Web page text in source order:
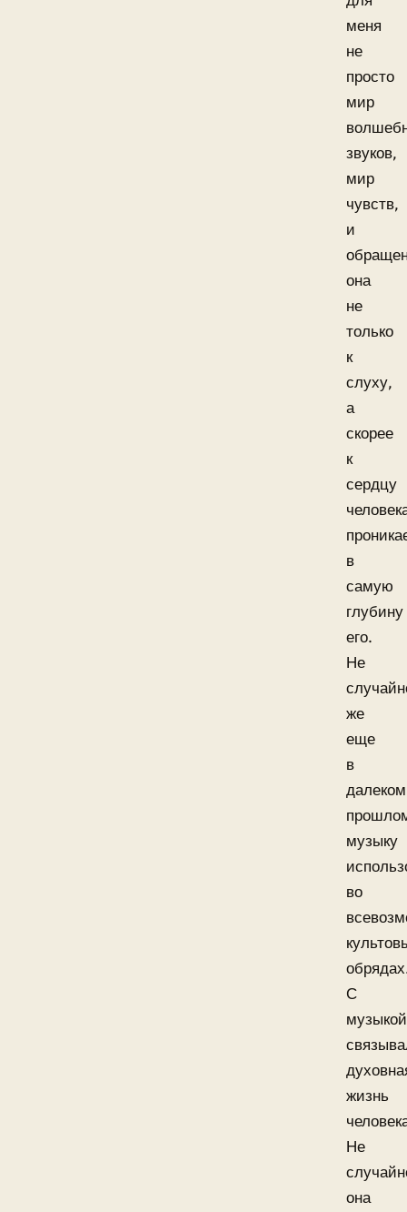
меня
не
просто
мир
звуков,
мир
чувств,
и
она
не
только
к
слуху,
а
скорее
к
сердцу
в
самую
глубину
его.
Не
же
еще
в
далеком
музыку
во
С
музыкой
жизнь
Не
она